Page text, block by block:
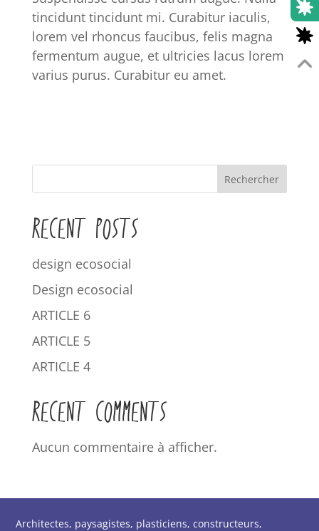
tincidunt tincidunt mi. Curabitur iaculis,
lorem vel rhoncus faucibus, felis magna
fermentum augue, et ultricies lacus lorem
varius purus. Curabitur eu amet.
Rechercher
RECENT POSTS
design ecosocial
Design ecosocial
ARTICLE 6
ARTICLE 5
ARTICLE 4
RECENT COMMENTS
Aucun commentaire à afficher.
Architectes, paysagistes, plasticiens, constructeurs,